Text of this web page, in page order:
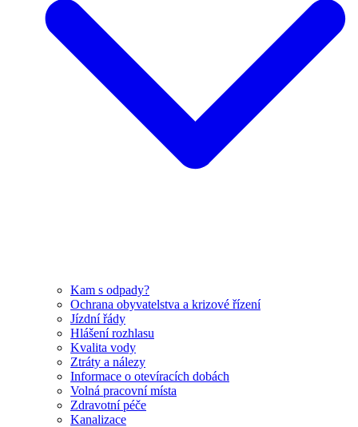
Kam s odpady?
Ochrana obyvatelstva a krizové řízení
Jízdní řády
Hlášení rozhlasu
Kvalita vody
Ztráty a nálezy
Informace o otevíracích dobách
Volná pracovní místa
Zdravotní péče
Kanalizace